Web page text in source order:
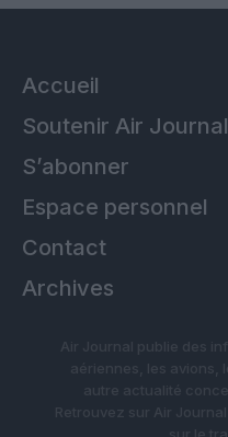
Accueil
Soutenir Air Journal
S’abonner
Espace personnel
Contact
Archives